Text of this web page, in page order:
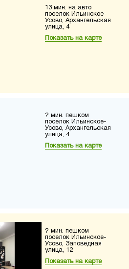
13 мин. на авто
поселок Ильинское-
Усово, Архангельская
улица, 4
Показать на карте
? мин. пешком
поселок Ильинское-
Усово, Архангельская
улица, 4
Показать на карте
? мин. пешком
поселок Ильинское-
Усово, Заповедная
улица, 12
Показать на карте